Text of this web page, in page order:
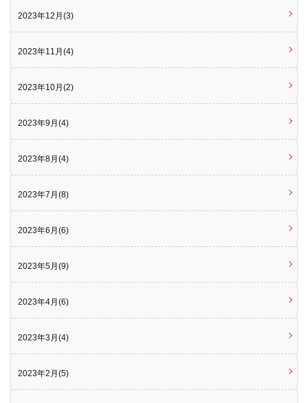
2023年12月(3)
2023年11月(4)
2023年10月(2)
2023年9月(4)
2023年8月(4)
2023年7月(8)
2023年6月(6)
2023年5月(9)
2023年4月(6)
2023年3月(4)
2023年2月(5)